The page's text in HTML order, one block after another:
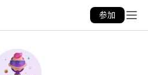
参加